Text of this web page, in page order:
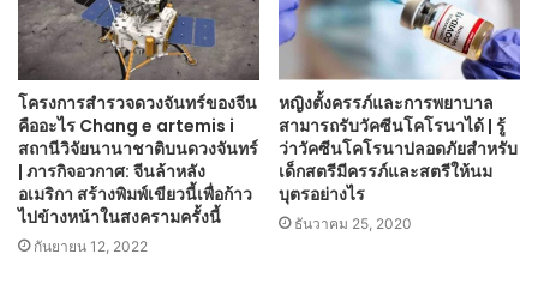
โครงการสำรวจดวงจันทร์ของจีน
คืออะไร Chang e artemis i
สถานีวิจัยนานาชาติบนดวงจันทร์
| ภารกิจอวกาศ: จีนล้าหลัง
อเมริกา สร้างพิมพ์เขียวนี้เพื่อก้าว
ไปข้างหน้าในสงครามครั้งนี้
กันยายน 12, 2022
หญิงตั้งครรภ์และการพยาบาล
สามารถรับวัคซีนโคโรนาได้ | รู้
ว่าวัคซีนโคโรนาปลอดภัยสำหรับ
เด็กสตรีมีครรภ์และสตรีให้นม
บุตรอย่างไร
ธันวาคม 25, 2020